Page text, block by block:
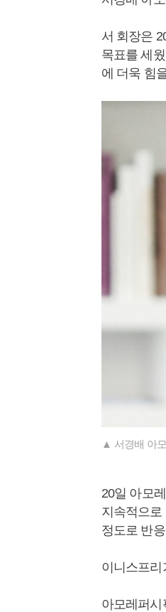
서 회장은
목표를 세
에 더욱 힘
▲ 서경배 아
20일 아모
지속적으로
정도로 반
이니스프리
아모레퍼시